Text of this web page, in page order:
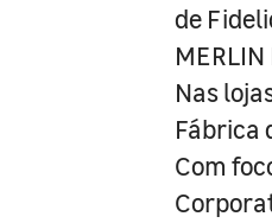
de
Nas
Fábrica
Com